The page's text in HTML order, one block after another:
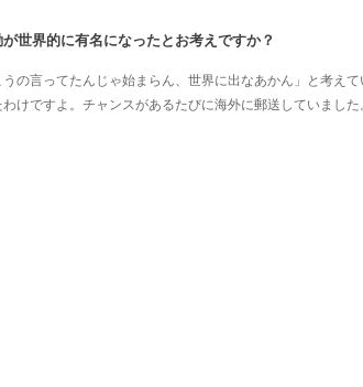
世界的に有名になったとお考えですか？
の言ってたんじゃ始まらん、世界に出なあかん」と考え
けですよ。チャンスがあるたびに海外に郵送していまし